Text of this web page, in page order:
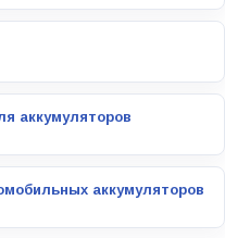
аккумуляторов
аккумуляторов